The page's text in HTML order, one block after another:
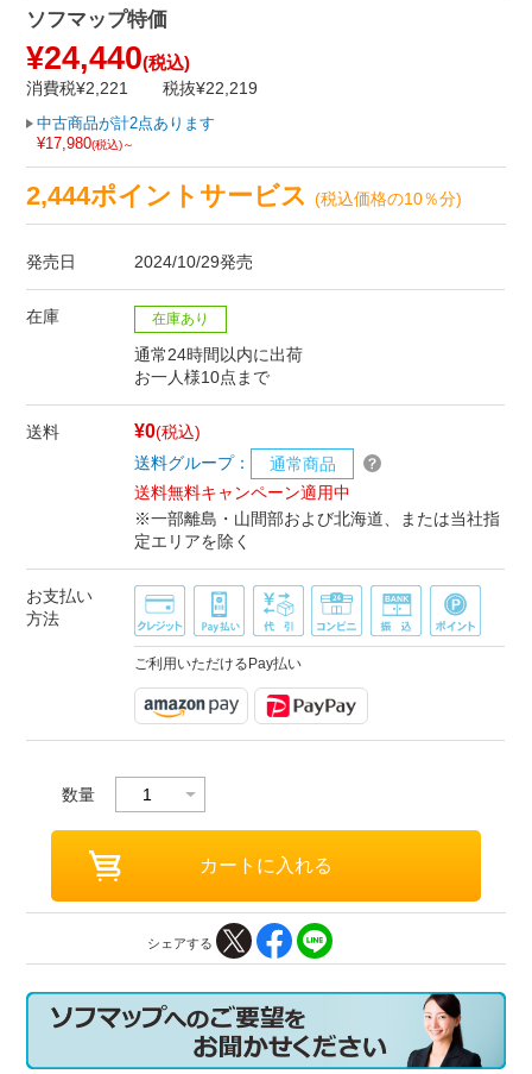
ソフマップ特価
¥24,440(税込)
消費税¥2,221 税抜¥22,219
中古商品が計2点あります
¥17,980(税込)～
2,444ポイントサービス(税込価格の10％分)
発売日 2024/10/29発売
在庫 在庫あり
通常24時間以内に出荷
お一人様10点まで
送料 ¥0(税込)
送料グループ：
通常商品
送料無料キャンペーン適用中
※一部離島・山間部および北海道、または当社指
定エリアを除く
お支払い
方法
ご利用いただけるPay払い
数量
シェアする